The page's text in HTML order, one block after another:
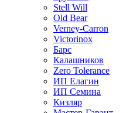
Stell Will
Old Bear
Verney-Carron
Victorinox
Барс
Калашников
Zero Tolerance
ИП Елагин
ИП Семина
Кизляр